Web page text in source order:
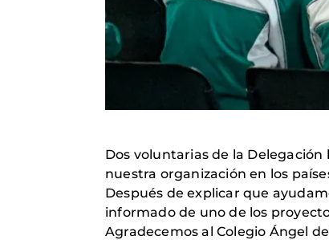
Dos voluntarias de la
nuestra organización en los
Después de explicar que
informado de uno de los
Agradecemos al Colegio Ángel